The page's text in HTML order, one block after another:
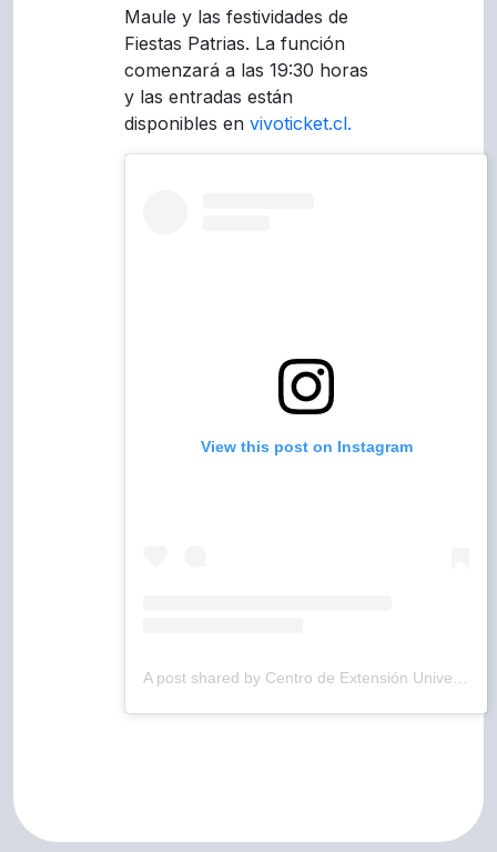
Maule y las festividades de
Fiestas Patrias. La función
comenzará a las 19:30 horas
y las entradas están
disponibles en vivoticket.cl.
View this post on Instagram